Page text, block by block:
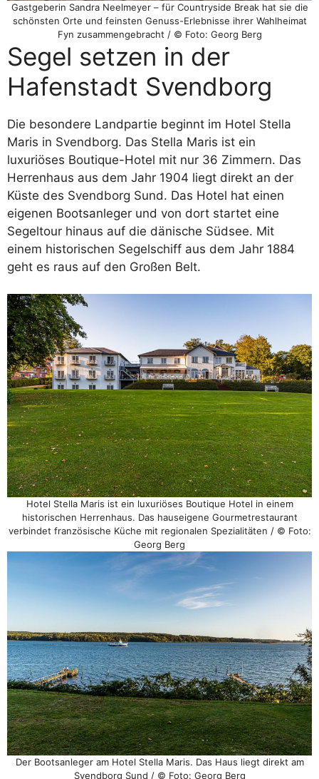
Gastgeberin Sandra Neelmeyer – für Countryside Break hat sie die
schönsten Orte und feinsten Genuss-Erlebnisse ihrer Wahlheimat
Fyn zusammengebracht / © Foto: Georg Berg
Segel setzen in der
Hafenstadt Svendborg
Die besondere Landpartie beginnt im Hotel Stella
Maris in Svendborg. Das Stella Maris ist ein
luxuriöses Boutique-Hotel mit nur 36 Zimmern. Das
Herrenhaus aus dem Jahr 1904 liegt direkt an der
Küste des Svendborg Sund. Das Hotel hat einen
eigenen Bootsanleger und von dort startet eine
Segeltour hinaus auf die dänische Südsee. Mit
einem historischen Segelschiff aus dem Jahr 1884
geht es raus auf den Großen Belt.
Hotel Stella Maris ist ein luxuriöses Boutique Hotel in einem
historischen Herrenhaus. Das hauseigene Gourmetrestaurant
verbindet französische Küche mit regionalen Spezialitäten / © Foto:
Georg Berg
Der Bootsanleger am Hotel Stella Maris. Das Haus liegt direkt am
Svendborg Sund / © Foto: Georg Berg